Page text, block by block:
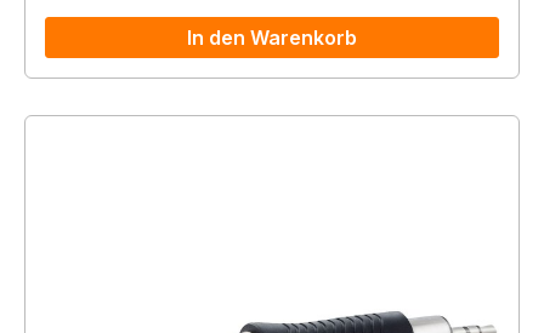
In den Warenkorb